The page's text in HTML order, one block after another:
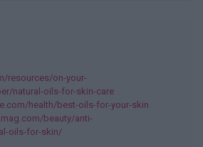
resources/on-your-
natural-oils-for-skin-care
health/best-oils-for-your-skin
beauty/anti-
oils-for-skin/